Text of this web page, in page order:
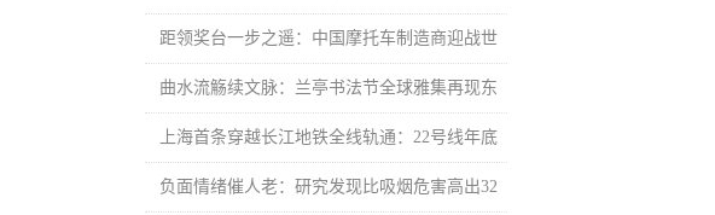
距领奖台一步之遥：中国摩托车制造商迎战世
曲水流觞续文脉：兰亭书法节全球雅集再现东
上海首条穿越长江地铁全线轨通：22号线年底
负面情绪催人老：研究发现比吸烟危害高出32